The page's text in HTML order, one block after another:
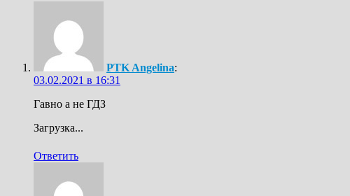
PTK Angelina:
03.02.2021 в 16:31
Гавно а не ГДЗ
Загрузка...
Ответить